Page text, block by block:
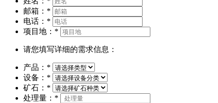
邮箱： *
电话： *
项目地： *
请您填写详细的需求信息：
产品： *
设备： *
矿石： *
处理量： *